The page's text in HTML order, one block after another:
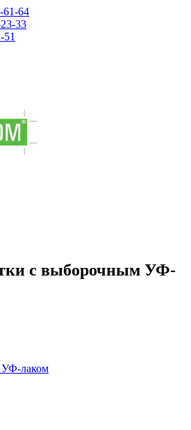
61-64
33
51
с выборочным УФ-
УФ-лаком